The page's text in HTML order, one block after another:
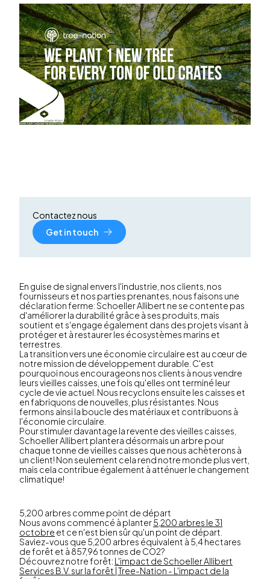
Contactez nous
Get in touch
En guise de signal envers l'industrie, nos clients, nos
fournisseurs et nos parties prenantes, nous faisons une
déclaration ferme: Schoeller Allibert ne se contente pas
d'améliorer la durabilité grâce à ses produits, mais
soutient et s'engage également dans des projets visant à
protéger et à restaurer les écosystèmes marins et
terrestres.
La transition vers une économie circulaire est au cœur de
notre mission de développement durable. C'est
pourquoi nous encourageons nos clients à nous vendre
leurs vieilles caisses, une fois qu'elles ont terminé leur
cycle de vie actuel. Nous recyclons ensuite les caisses et
en fabriquons de nouvelles, plus résistantes. Nous
fermons ainsi la boucle des matériaux et contribuons à
l'économie circulaire.
Pour stimuler davantage la revente des vieilles caisses,
Schoeller Allibert plantera désormais un arbre pour
chaque tonne de vieilles caisses que nous achèterons à
un client! Non seulement cela rend notre monde plus vert,
mais cela contribue également à atténuer le changement
climatique!
5,200 arbres comme point de départ
Nous avons commencé à planter5,200 arbres le 31
octobre et ce n'est bien sûr qu'un point de départ.
Saviez-vous que 5,200 arbres équivalent à 5,4 hectares
de forêt et à 857,96 tonnes de CO2?
Découvrez notre forêt: L'impact de Schoeller Allibert
Services B.V. sur la forêt | Tree-Nation - L'impact de la